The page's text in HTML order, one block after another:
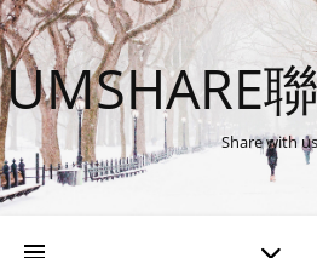
UMSHARE
Share with